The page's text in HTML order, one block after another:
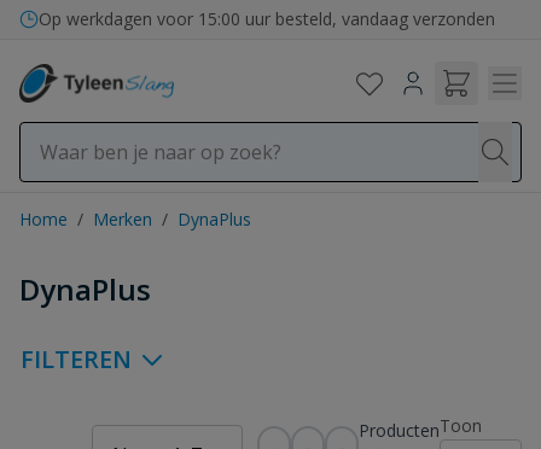
Ga naar de inhoud
Op werkdagen voor 15:00 uur besteld, vandaag verzonden
Home / Merken / DynaPlus
DynaPlus
FILTEREN
ProductenToon